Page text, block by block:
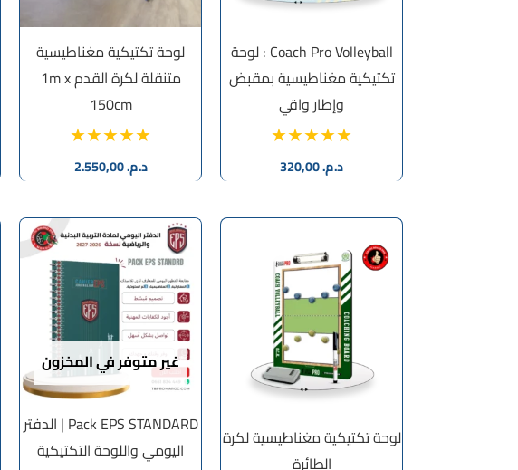
Coach Pro Volleyball : لوحة
تكتيكية مغناطيسية بمقبض
وإطار واقي
د.م.320,00
لوحة تكتيكية مغناطيسية
متنقلة لكرة القدم 1m x
150cm
د.م.2.550,00
لوحة تكتيكية مغناطيسية لكرة
الطائرة
غير متوفر في المخزون
Pack EPS STANDARD | الدفتر
اليومي واللوحة التكتيكية